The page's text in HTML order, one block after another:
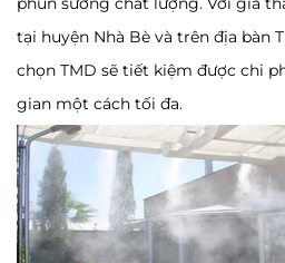
tại huyện Nhà Bè và trên địa bàn
chọn TMD sẽ tiết kiệm được chi
gian một cách tối đa.